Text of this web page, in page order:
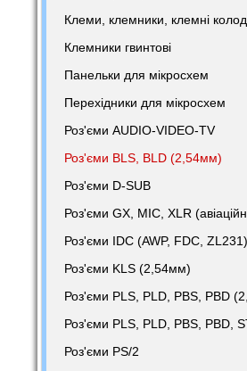
Клеми, клемники, клемні
Клемники гвинтові
Панельки для мікросхем
Перехідники для мікросхем
Роз'єми AUDIO-VIDEO-TV
Роз'єми BLS, BLD (2,54мм)
Роз'єми D-SUB
Роз'єми GX, MIC, XLR
Роз'єми IDC (AWP, FDC, ZL231)
Роз'єми KLS (2,54мм)
Роз'єми PLS, PLD, PBS, PBD
Роз'єми PLS, PLD, PBS, PBD,
Роз'єми PS/2